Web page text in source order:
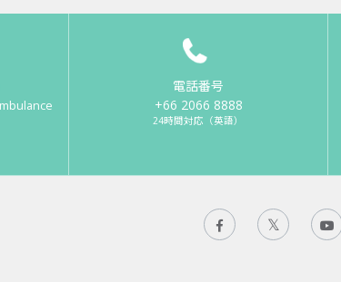
電話番号
+66 2066 8888
24時間対応（英語）